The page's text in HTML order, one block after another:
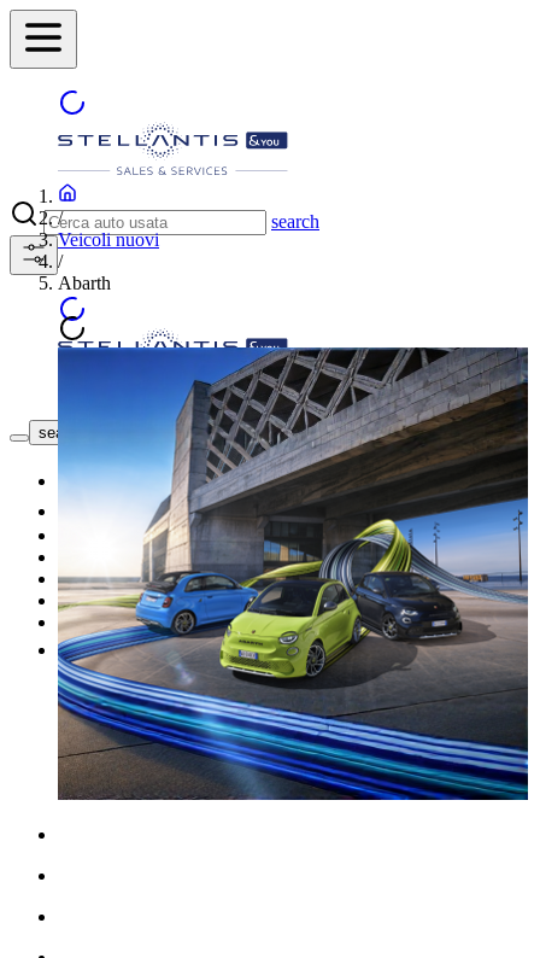
search
search button - icon Trova la concessionaria
Nuovo
Le nostre offerte
I nostri brand
Officina
Vendi un'auto
Altro
/
Veicoli nuovi
/
Abarth